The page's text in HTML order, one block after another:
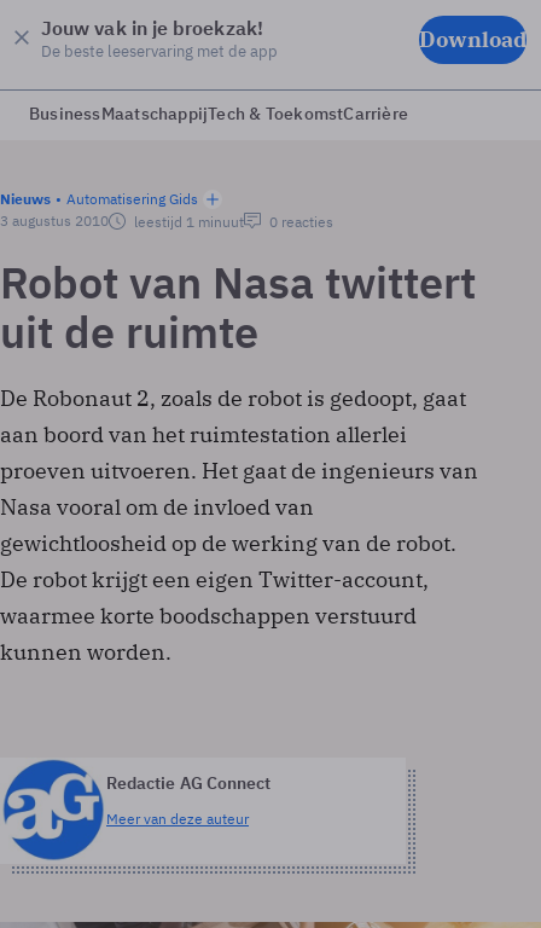
Jouw vak in je broekzak!
De beste leeservaring met de app Download
BusinessMaatschappijTech & ToekomstCarrière
Nieuws
Automatisering Gids
3 augustus 2010
leestijd 1 minuut 0 reacties
Robot van Nasa twittert
uit de ruimte
De Robonaut 2, zoals de robot is gedoopt, gaat
aan boord van het ruimtestation allerlei
proeven uitvoeren. Het gaat de ingenieurs van
Nasa vooral om de invloed van
gewichtloosheid op de werking van de robot.
De robot krijgt een eigen Twitter-account,
waarmee korte boodschappen verstuurd
kunnen worden.
Redactie AG Connect
Meer van deze auteur